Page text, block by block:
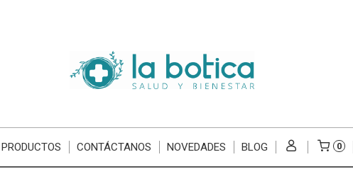
CONTÁCTANOS NOVEDADES BLOG 0